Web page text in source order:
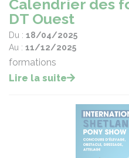
Calendrier des
DT Ouest
Du : 18/04/2025
Au : 11/12/2025
formations
Lire la suite